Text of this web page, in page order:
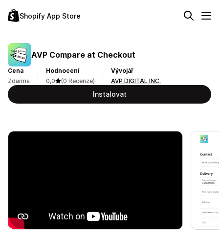
Shopify App Store
AVP Compare at Checkout
Cena
Zdarma
Hodnocení
0,0
(0 Recenze)
Vývojář
AVP DIGITAL INC.
Instalovat